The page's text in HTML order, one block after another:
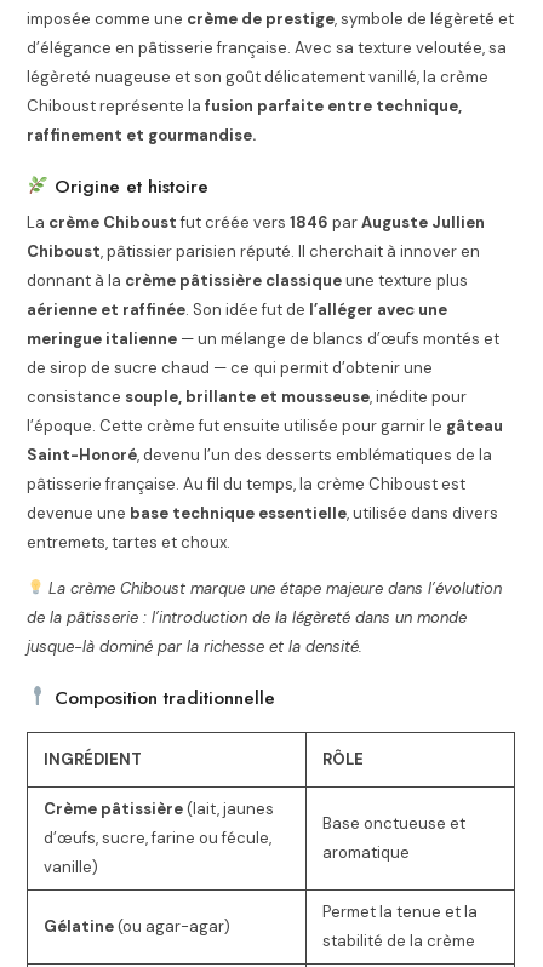
imposée comme une crème de prestige, symbole de légèreté et
d’élégance en pâtisserie française. Avec sa texture veloutée, sa
légèreté nuageuse et son goût délicatement vanillé, la crème
Chiboust représente lafusion parfaite entre technique,
raffinement et gourmandise.
Origine et histoire
La crème Chiboustfut créée vers1846 parAuguste Jullien
Chiboust, pâtissier parisien réputé. Il cherchait à innover en
donnant à la crème pâtissière classiqueune texture plus
aérienne et raffinée. Son idée fut de l’alléger avec une
meringue italienne — un mélange de blancs d’œufs montés et
de sirop de sucre chaud — ce qui permit d’obtenir une
consistance souple, brillante et mousseuse, inédite pour
l’époque. Cette crème fut ensuite utilisée pour garnir le gâteau
Saint-Honoré, devenu l’un des desserts emblématiques de la
pâtisserie française. Au fil du temps, la crème Chiboust est
devenue une base technique essentielle, utilisée dans divers
entremets, tartes et choux.
La crème Chiboust marque une étape majeure dans l’évolution
de la pâtisserie : l’introduction de la légèreté dans un monde
jusque-là dominé par la richesse et la densité.
Composition traditionnelle
INGRÉDIENT RÔLE
Crème pâtissière(lait, jaunes
d’œufs, sucre, farine ou fécule,
vanille)
Base onctueuse et
aromatique
Gélatine(ou agar-agar)
Permet la tenue et la
stabilité de la crème